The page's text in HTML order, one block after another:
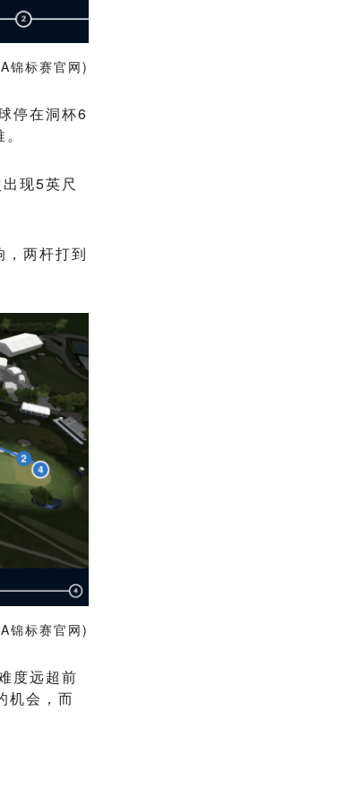
锦标赛官网)
停在洞杯6
现5英尺
，两杆打到
锦标赛官网)
度远超前
机会，而